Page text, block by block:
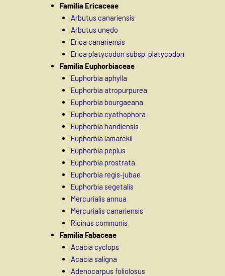
Familia Ericaceae
Arbutus canariensis
Arbutus unedo
Erica canariensis
Erica platycodon subsp. platycodon
Familia Euphorbiaceae
Euphorbia aphylla
Euphorbia atropurpurea
Euphorbia bourgaeana
Euphorbia cyathophora
Euphorbia handiensis
Euphorbia lamarckii
Euphorbia peplus
Euphorbia prostrata
Euphorbia regis-jubae
Euphorbia segetalis
Mercurialis annua
Mercurialis canariensis
Ricinus communis
Familia Fabaceae
Acacia cyclops
Acacia saligna
Adenocarpus foliolosus